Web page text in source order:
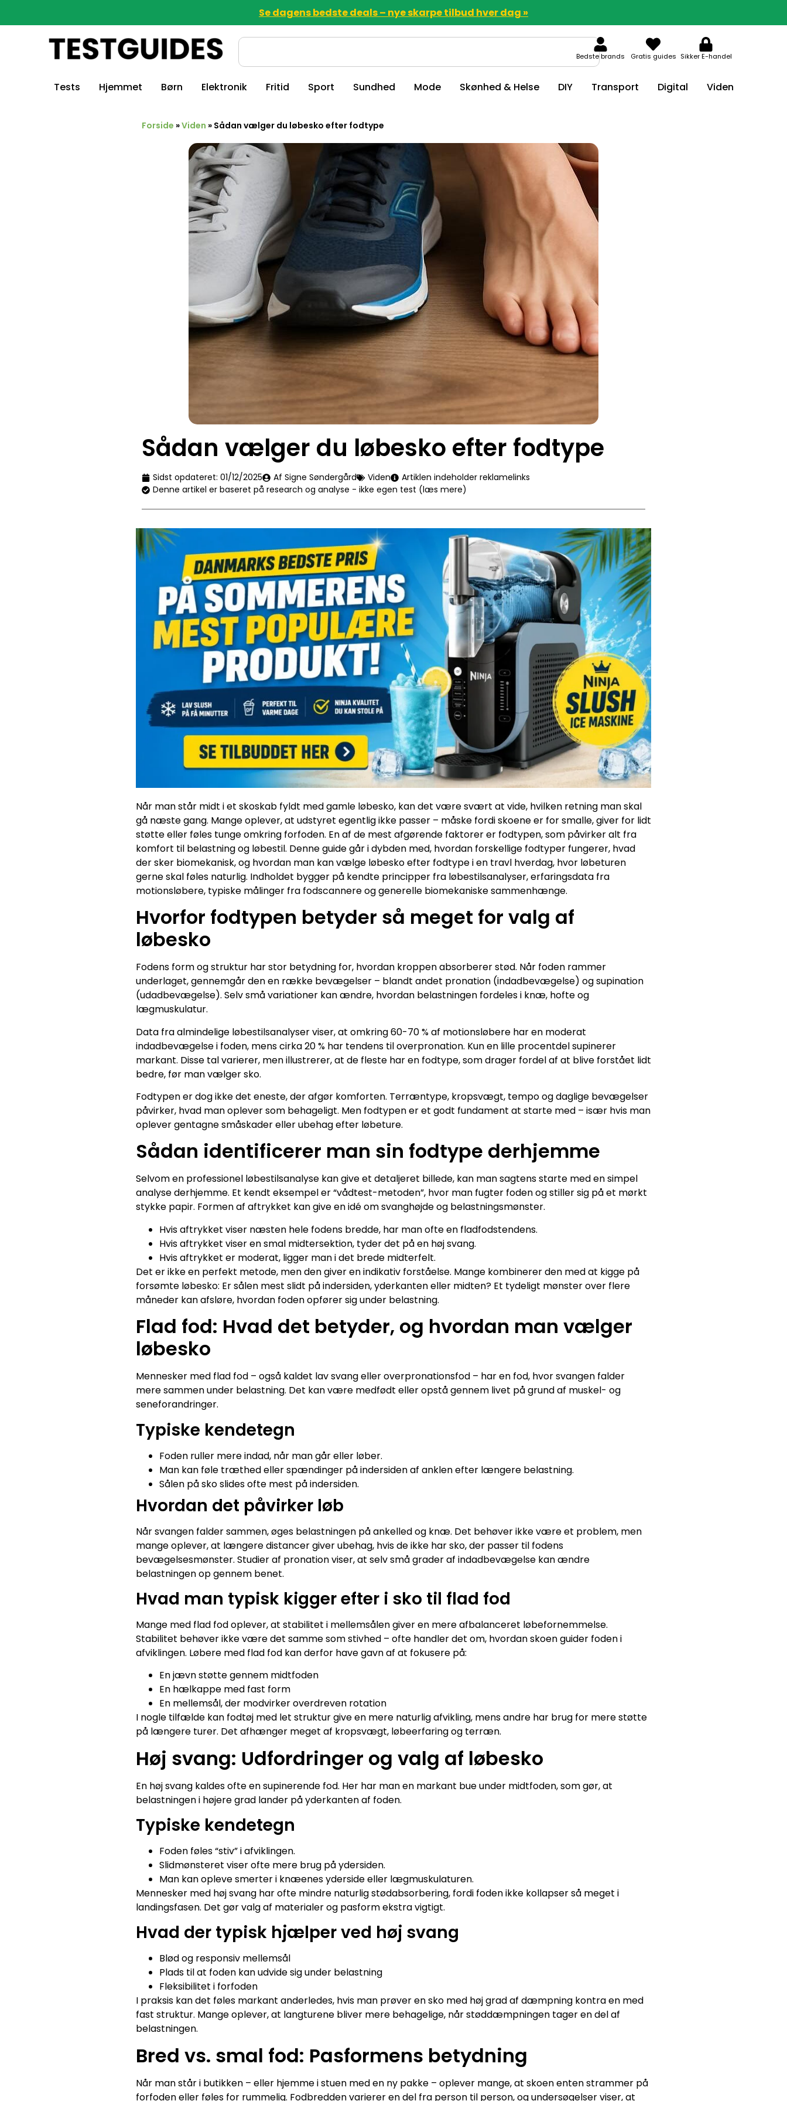
Se dagens bedste deals – nye skarpe tilbud hver dag »
Bedste brands Gratis guides Sikker E-handel
Tests Hjemmet Børn Elektronik Fritid Sport Sundhed Mode Skønhed & Helse DIY Transport Digital Viden
Forside »Viden » Sådan vælger du løbesko efter fodtype
Sådan vælger du løbesko efter fodtype
Sidst opdateret: 01/12/2025 Af Signe Søndergård Viden
Artiklen indeholder reklamelinks
Denne artikel er baseret på research og analyse - ikke egen test (læs mere)
Når man står midt i et skoskab fyldt med gamle løbesko, kan det være svært at vide, hvilken retning man skal
gå næste gang. Mange oplever, at udstyret egentlig ikke passer – måske fordi skoene er for smalle, giver for lidt
støtte eller føles tunge omkring forfoden. En af de mest afgørende faktorer er fodtypen, som påvirker alt fra
komfort til belastning og løbestil. Denne guide går i dybden med, hvordan forskellige fodtyper fungerer, hvad
der sker biomekanisk, og hvordan man kan vælge løbesko efter fodtype i en travl hverdag, hvor løbeturen
gerne skal føles naturlig. Indholdet bygger på kendte principper fra løbestilsanalyser, erfaringsdata fra
motionsløbere, typiske målinger fra fodscannere og generelle biomekaniske sammenhænge.
Hvorfor fodtypen betyder så meget for valg af
løbesko
Fodens form og struktur har stor betydning for, hvordan kroppen absorberer stød. Når foden rammer
underlaget, gennemgår den en række bevægelser – blandt andet pronation (indadbevægelse) og supination
(udadbevægelse). Selv små variationer kan ændre, hvordan belastningen fordeles i knæ, hofte og
lægmuskulatur.
Data fra almindelige løbestilsanalyser viser, at omkring 60-70 % af motionsløbere har en moderat
indadbevægelse i foden, mens cirka 20 % har tendens til overpronation. Kun en lille procentdel supinerer
markant. Disse tal varierer, men illustrerer, at de fleste har en fodtype, som drager fordel af at blive forstået lidt
bedre, før man vælger sko.
Fodtypen er dog ikke det eneste, der afgør komforten. Terræntype, kropsvægt, tempo og daglige bevægelser
påvirker, hvad man oplever som behageligt. Men fodtypen er et godt fundament at starte med – især hvis man
oplever gentagne småskader eller ubehag efter løbeture.
Sådan identificerer man sin fodtype derhjemme
Selvom en professionel løbestilsanalyse kan give et detaljeret billede, kan man sagtens starte med en simpel
analyse derhjemme. Et kendt eksempel er “vådtest-metoden”, hvor man fugter foden og stiller sig på et mørkt
stykke papir. Formen af aftrykket kan give en idé om svanghøjde og belastningsmønster.
Hvis aftrykket viser næsten hele fodens bredde, har man ofte en fladfodstendens.
Hvis aftrykket viser en smal midtersektion, tyder det på en høj svang.
Hvis aftrykket er moderat, ligger man i det brede midterfelt.
Det er ikke en perfekt metode, men den giver en indikativ forståelse. Mange kombinerer den med at kigge på
forsømte løbesko: Er sålen mest slidt på indersiden, yderkanten eller midten? Et tydeligt mønster over flere
måneder kan afsløre, hvordan foden opfører sig under belastning.
Flad fod: Hvad det betyder, og hvordan man vælger
løbesko
Mennesker med flad fod – også kaldet lav svang eller overpronationsfod – har en fod, hvor svangen falder
mere sammen under belastning. Det kan være medfødt eller opstå gennem livet på grund af muskel- og
seneforandringer.
Typiske kendetegn
Foden ruller mere indad, når man går eller løber.
Man kan føle træthed eller spændinger på indersiden af anklen efter længere belastning.
Sålen på sko slides ofte mest på indersiden.
Hvordan det påvirker løb
Når svangen falder sammen, øges belastningen på ankelled og knæ. Det behøver ikke være et problem, men
mange oplever, at længere distancer giver ubehag, hvis de ikke har sko, der passer til fodens
bevægelsesmønster. Studier af pronation viser, at selv små grader af indadbevægelse kan ændre
belastningen op gennem benet.
Hvad man typisk kigger efter i sko til flad fod
Mange med flad fod oplever, at stabilitet i mellemsålen giver en mere afbalanceret løbefornemmelse.
Stabilitet behøver ikke være det samme som stivhed – ofte handler det om, hvordan skoen guider foden i
afviklingen. Løbere med flad fod kan derfor have gavn af at fokusere på:
En jævn støtte gennem midtfoden
En hælkappe med fast form
En mellemsål, der modvirker overdreven rotation
I nogle tilfælde kan fodtøj med let struktur give en mere naturlig afvikling, mens andre har brug for mere støtte
på længere turer. Det afhænger meget af kropsvægt, løbeerfaring og terræn.
Høj svang: Udfordringer og valg af løbesko
En høj svang kaldes ofte en supinerende fod. Her har man en markant bue under midtfoden, som gør, at
belastningen i højere grad lander på yderkanten af foden.
Typiske kendetegn
Foden føles “stiv” i afviklingen.
Slidmønsteret viser ofte mere brug på ydersiden.
Man kan opleve smerter i knæenes yderside eller lægmuskulaturen.
Mennesker med høj svang har ofte mindre naturlig stødabsorbering, fordi foden ikke kollapser så meget i
landingsfasen. Det gør valg af materialer og pasform ekstra vigtigt.
Hvad der typisk hjælper ved høj svang
Blød og responsiv mellemsål
Plads til at foden kan udvide sig under belastning
Fleksibilitet i forfoden
I praksis kan det føles markant anderledes, hvis man prøver en sko med høj grad af dæmpning kontra en med
fast struktur. Mange oplever, at langturene bliver mere behagelige, når støddæmpningen tager en del af
belastningen.
Bred vs. smal fod: Pasformens betydning
Når man står i butikken – eller hjemme i stuen med en ny pakke – oplever mange, at skoen enten strammer på
forfoden eller føles for rummelig. Fodbredden varierer en del fra person til person, og undersøgelser viser, at